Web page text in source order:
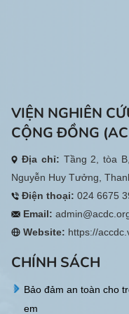
VIỆN NGHIÊN
CỘNG ĐỒNG
Địa chỉ: Tầng 2, tòa
Nguyễn Huy Tưởng,
Điện thoại: 024 6675
Email:
Website: https://
CHÍNH SÁCH
Bảo đảm an toàn cho
em